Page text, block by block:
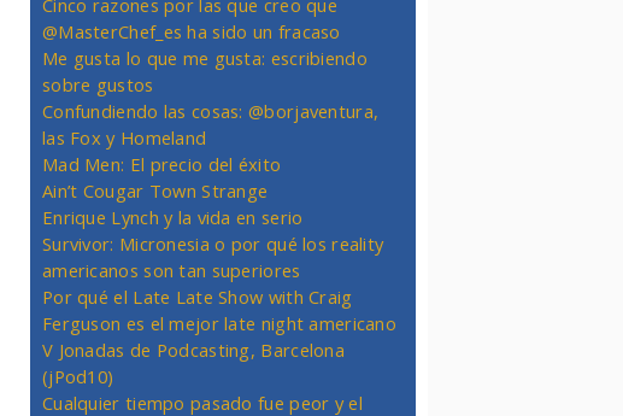
Cinco razones por las que creo que
@MasterChef_es ha sido un fracaso
Me gusta lo que me gusta: escribiendo
sobre gustos
Confundiendo las cosas: @borjaventura,
las Fox y Homeland
Mad Men: El precio del éxito
Ain’t Cougar Town Strange
Enrique Lynch y la vida en serio
Survivor: Micronesia o por qué los reality
americanos son tan superiores
Por qué el Late Late Show with Craig
Ferguson es el mejor late night americano
V Jonadas de Podcasting, Barcelona
(jPod10)
Cualquier tiempo pasado fue peor y el